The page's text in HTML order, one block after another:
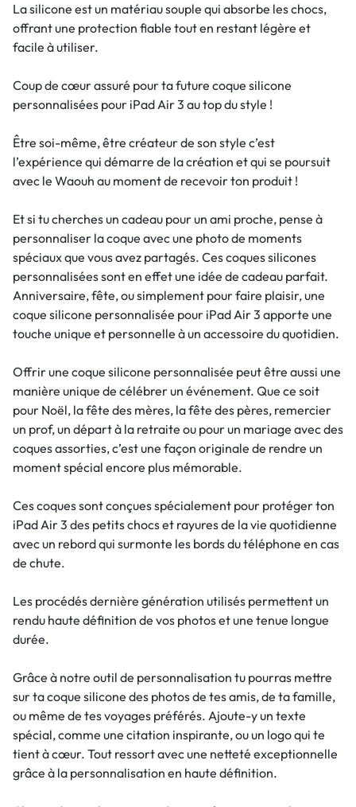
La silicone est un matériau souple qui absorbe les chocs,
offrant une protection fiable tout en restant légère et
facile à utiliser.
Coup de cœur assuré pour ta future coque silicone
personnalisées pour iPad Air 3 au top du style !
Être soi-même, être créateur de son style c’est
l’expérience qui démarre de la création et qui se poursuit
avec le Waouh au moment de recevoir ton produit !
Et si tu cherches un cadeau pour un ami proche, pense à
personnaliser la coque avec une photo de moments
spéciaux que vous avez partagés. Ces coques silicones
personnalisées sont en effet une idée de cadeau parfait.
Anniversaire, fête, ou simplement pour faire plaisir, une
coque silicone personnalisée pour iPad Air 3 apporte une
touche unique et personnelle à un accessoire du quotidien.
Offrir une coque silicone personnalisée peut être aussi une
manière unique de célébrer un événement. Que ce soit
pour Noël, la fête des mères, la fête des pères, remercier
un prof, un départ à la retraite ou pour un mariage avec des
coques assorties, c’est une façon originale de rendre un
moment spécial encore plus mémorable.
Ces coques sont conçues spécialement pour protéger ton
iPad Air 3 des petits chocs et rayures de la vie quotidienne
avec un rebord qui surmonte les bords du téléphone en cas
de chute.
Les procédés dernière génération utilisés permettent un
rendu haute définition de vos photos et une tenue longue
durée.
Grâce à notre outil de personnalisation tu pourras mettre
sur ta coque silicone des photos de tes amis, de ta famille,
ou même de tes voyages préférés. Ajoute-y un texte
spécial, comme une citation inspirante, ou un logo qui te
tient à cœur. Tout ressort avec une netteté exceptionnelle
grâce à la personnalisation en haute définition.